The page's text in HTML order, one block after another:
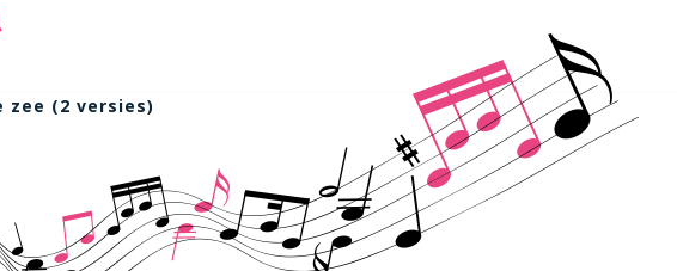
zee (2 versies)